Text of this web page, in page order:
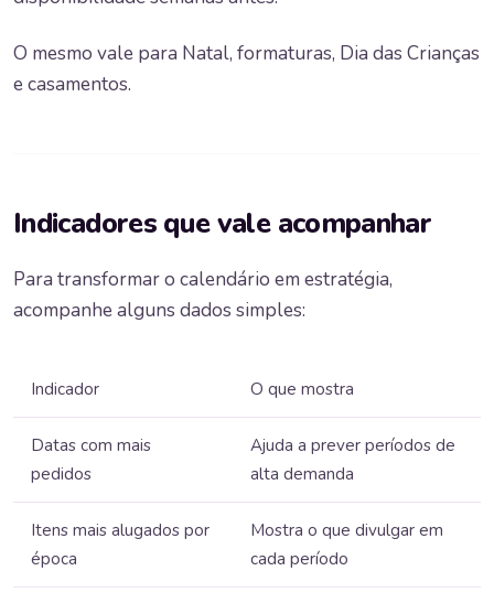
O mesmo vale para Natal, formaturas, Dia das Crianças
e casamentos.
Indicadores que vale acompanhar
Para transformar o calendário em estratégia,
acompanhe alguns dados simples:
Indicador O que mostra
Datas com mais
pedidos
Ajuda a prever períodos de
alta demanda
Itens mais alugados por
época
Mostra o que divulgar em
cada período